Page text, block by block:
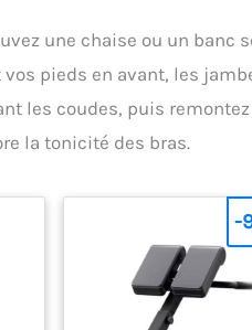
une chaise ou un banc
pieds en avant, les
les coudes, puis
la tonicité des bras.
-